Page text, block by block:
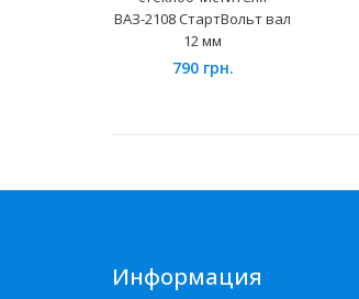
ВАЗ-2108 СтартВольт вал
12 мм
790 грн.
Информация